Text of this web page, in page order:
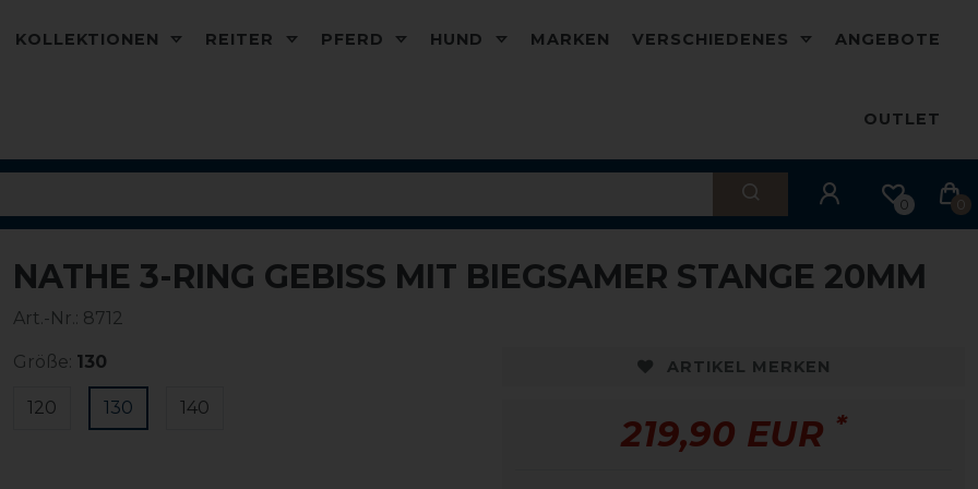
KOLLEKTIONEN REITER PFERD HUND MARKEN VERSCHIEDENES ANGEBOTE
OUTLET
0 0
NATHE 3-RING GEBISS MIT BIEGSAMER STANGE 20MM
Art.-Nr.: 8712
Größe: 130
120 130 140
ARTIKEL MERKEN
219,90 EUR *